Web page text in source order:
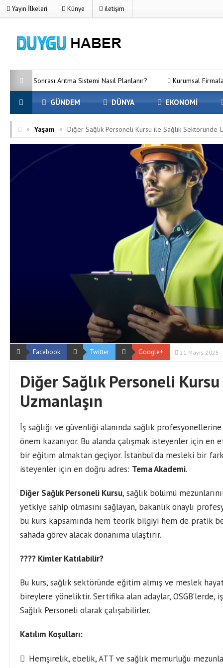
Yayın İlkeleri Künye iletişim
Arıtma Sistemi Nasıl Planlanır? Kurumsal Firmalar İçin
GÜNDEM DÜNYA EKONOMİ
» Yaşam » Diğer Sağlık Personeli Kursu ile Sağlık Sektöründe
Facebook Twitter Google+ 21 Mayıs 2025
Diğer Sağlık Personeli
Uzmanlaşın
İş sağlığı ve güvenliği alanında sağlık
önem kazanıyor. Bu alanda çalışmak isteyenler için
bir eğitim almaktan geçiyor. İstanbul’da mesleki bir
isteyenler için en doğru adres: Tema Akademi.
Diğer Sağlık Personeli Kursu, sağlık bölümü
yetkiye sahip olmasını sağlayan, bakanlık onaylı
bu kurs kapsamında hem teorik bilgiyi hem de pratik
sahada görev alacak donanıma ulaştırır.
???? Kimler Katılabilir?
Bu kurs, sağlık sektöründe eğitim almış ve meslek
bireylere yöneliktir. Sertifika alan adaylar,
Sağlık Personeli olarak çalışabilirler.
Katılım Koşulları:
Hemşirelik, ebelik, ATT ve sağlık memurluğu